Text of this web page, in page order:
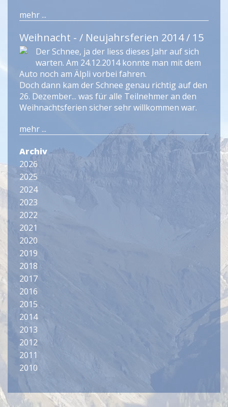
mehr ...
Weihnacht - / Neujahrsferien 2014 / 15
Der Schnee, ja der liess dieses Jahr auf sich
warten. Am 24.12.2014 konnte man mit dem
Auto noch am Älpli vorbei fahren.
Doch dann kam der Schnee genau richtig auf den
26. Dezember... was für alle Teilnehmer an den
Weihnachtsferien sicher sehr willkommen war.
mehr ...
Archiv
2026
2025
2024
2023
2022
2021
2020
2019
2018
2017
2016
2015
2014
2013
2012
2011
2010